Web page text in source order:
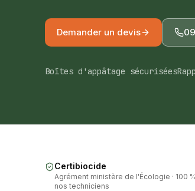
Demander un devis
Boîtes d'appâtage sécurisées
Certibiocide
Agrément ministère de l'Écologie · 100
nos techniciens